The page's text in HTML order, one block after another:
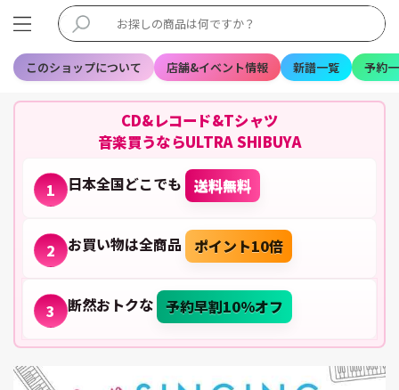
このショップについて 店舗&イベント情報 新譜一覧 予約
CD&レコード&Tシャツ
音楽買うならULTRA SHIBUYA
1 日本全国どこでも 送料無料
2 お買い物は全商品 ポイント10倍
3 断然おトクな 予約早割10%オフ